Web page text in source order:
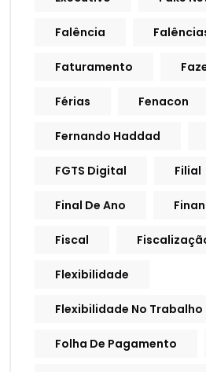
Falência
Faturamento
Férias Fenacon
Fernando Haddad
FGTS Digital Filial
Final De Ano
Fiscal
Flexibilidade
Flexibilidade No Trabalho
Folha De Pagamento